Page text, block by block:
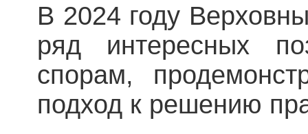
В 2024 году
ряд интересных
спорам,
подход к решению